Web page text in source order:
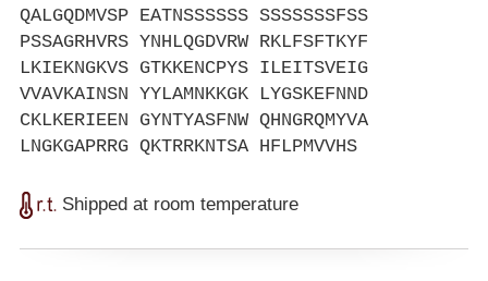
QALGQDMVSP EATNSSSSSS SSSSSSSFSS
PSSAGRHVRS YNHLQGDVRW RKLFSFTKYF
LKIEKNGKVS GTKKENCPYS ILEITSVEIG
VVAVKAINSN YYLAMNKKGK LYGSKEFNND
CKLKERIEEN GYNTYASFNW QHNGRQMYVA
LNGKGAPRRG QKTRRKNTSA HFLPMVVHS
Shipped at room temperature